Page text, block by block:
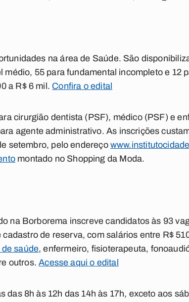
na área de Saúde. São
55 para fundamental incompleto e 12
a R$ 6 mil. Confira o edital
cirurgião dentista (PSF), médico (PSF) e
agente administrativo. As inscrições
setembro, pelo endereço
montado no Shopping da Moda.
na Borborema inscreve candidatos às 93
de reserva, com salários entre R$
saúde, enfermeiro, fisioterapeuta,
outros.Acesse aqui o edital
das 8h às 12h das 14h às 17h, exceto aos